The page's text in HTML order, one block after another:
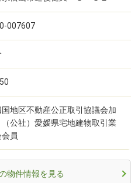
007607
地区不動産公正取引協議会加
（公社）愛媛県宅地建物取引業
員
物件情報を見る